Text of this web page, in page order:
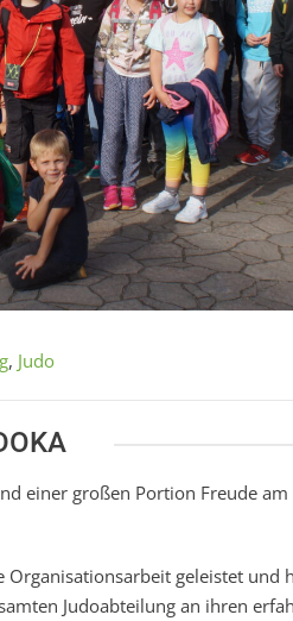
, Judo
einer großen Portion Freude
geleistet und
Judoabteilung an ihren